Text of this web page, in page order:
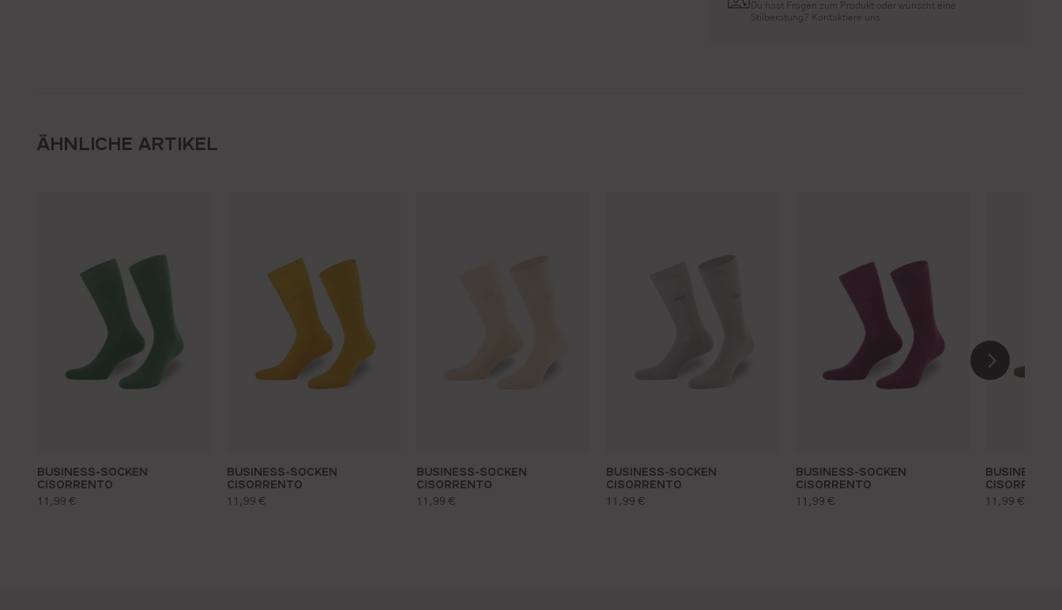
Du hast Fragen zum Produkt oder wünscht eine
Stilberatung? Kontaktiere uns
ÄHNLICHE ARTIKEL
BUSINESS-SOCKEN
CISORRENTO
regulärer preis:
11,99 €
BUSINESS-SOCKEN
CISORRENTO
regulärer preis:
11,99 €
BUSINESS-SOCKEN
CISORRENTO
regulärer preis:
11,99 €
BUSINESS-SOCKEN
CISORRENTO
regulärer preis:
11,99 €
BUSINESS-SOCKEN
CISORRENTO
regulärer preis:
11,99 €
BUSINESS-
CISORRENTO
regulärer
11,99 €